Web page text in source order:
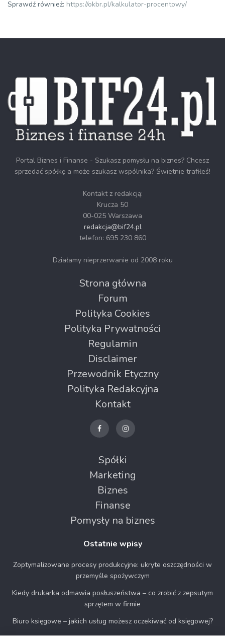
Sprawdź również: https://okbr.pl/kalkulator-procentowy/
Portal Biznes i Finanse - Szukasz pomysłu na biznes? Chcesz
sprzedać spółkę a może szukasz wspólnika? Świetnie trafiłeś!
Kontakt z redakcją:
Krucza 50
00-025 Warszawa
redakcja@bif24.pl
telefon: 695 230 860
Działamy nieprzerwanie od 2008 roku
Strona główna
Forum
Polityka Cookies
Polityka Prywatności
Regulamin
Disclaimer
Przewodnik Etyczny
Polityka Redakcyjna
Kontakt
Spółki
Marketing
Biznes
Finanse
Pomysły na biznes
Ostatnie wpisy
Zoptymalizowane procesy produkcyjne: ukryte oszczędności w
przemyśle spożywczym
Kiedy drukarka odmawia posłuszeństwa – co zrobić z zepsutym
sprzętem w firmie
Biuro księgowe – jakich usług możesz oczekiwać od księgowej?